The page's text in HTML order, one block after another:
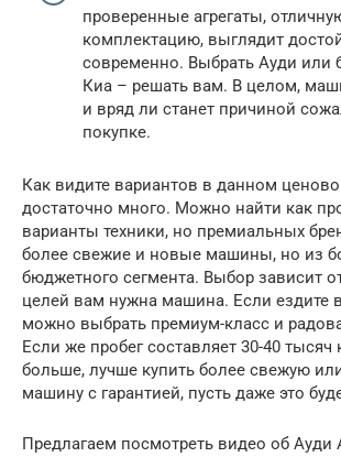
проверенные агрегаты,
комплектацию, выглядит
современно. Выбрать Ауди или
Киа – решать вам. В целом,
и вряд ли станет причиной
покупке.
Как видите вариантов в данном
достаточно много. Можно найти как
варианты техники, но премиальных
более свежие и новые машины, но из
бюджетного сегмента. Выбор зависит
целей вам нужна машина. Если ездите
можно выбрать премиум-класс и
Если же пробег составляет 30-40 тысяч
больше, лучше купить более свежую
машину с гарантией, пусть даже это
Предлагаем посмотреть видео об Ауди